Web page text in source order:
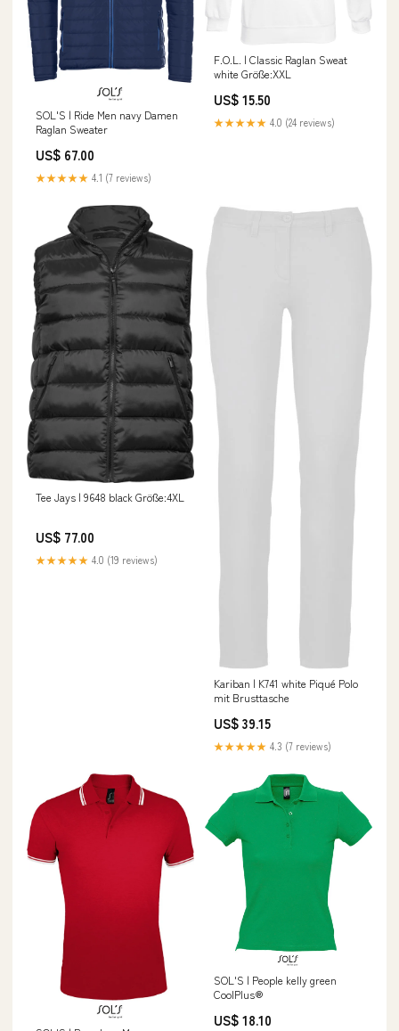
SOL'S | Ride Men navy Damen
Raglan Sweater
US$ 67.00
★★★★★ 4.1 (7 reviews)
F.O.L. | Classic Raglan Sweat
white Größe:XXL
US$ 15.50
★★★★★ 4.0 (24 reviews)
Tee Jays | 9648 black Größe:4XL
US$ 77.00
★★★★★ 4.0 (19 reviews)
Kariban | K741 white Piqué Polo
mit Brusttasche
US$ 39.15
★★★★★ 4.3 (7 reviews)
SOL'S | People kelly green
CoolPlus®
US$ 18.10